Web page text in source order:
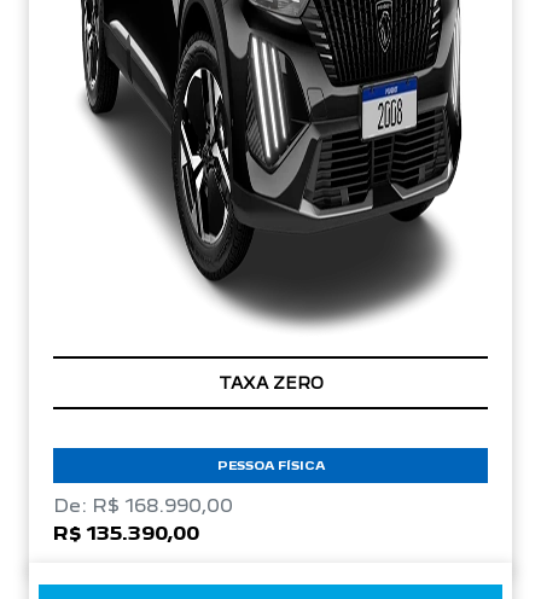
TAXA ZERO
PESSOA FÍSICA
De: R$ 168.990,00
R$ 135.390,00